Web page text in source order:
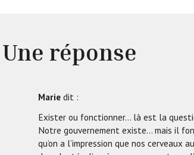
Une réponse
Marie dit :
Exister ou fonctionner… là est la
Notre gouvernement existe… mais il
qu’on a l’impression que nos